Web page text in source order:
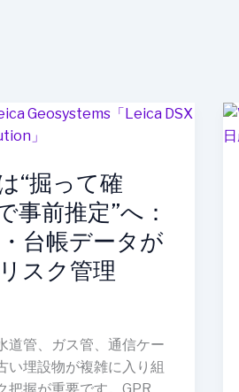
“掘って確
事前推定”へ：
台帳データが
スク管理
道管、ガス管、通信ケー
い埋設物が複雑に入り組